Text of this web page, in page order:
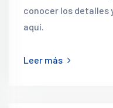
conocer los detalles
aquí.
Leer más